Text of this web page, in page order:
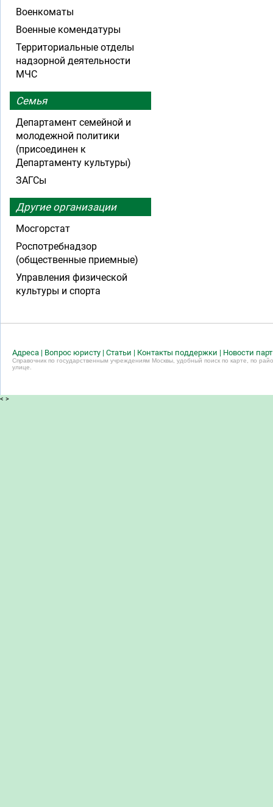
Военкоматы
Военные комендатуры
Территориальные отделы
надзорной деятельности
МЧС
Семья
Департамент семейной и
молодежной политики
(присоединен к
Департаменту культуры)
ЗАГСы
Другие организации
Мосгорстат
Роспотребнадзор
(общественные приемные)
Управления физической
культуры и спорта
Адреса | Вопрос юристу | Статьи | Контакты поддержки | Новости
Справочник по государственным учреждениям Москвы, удобный поиск по карте, по
улице.
< >